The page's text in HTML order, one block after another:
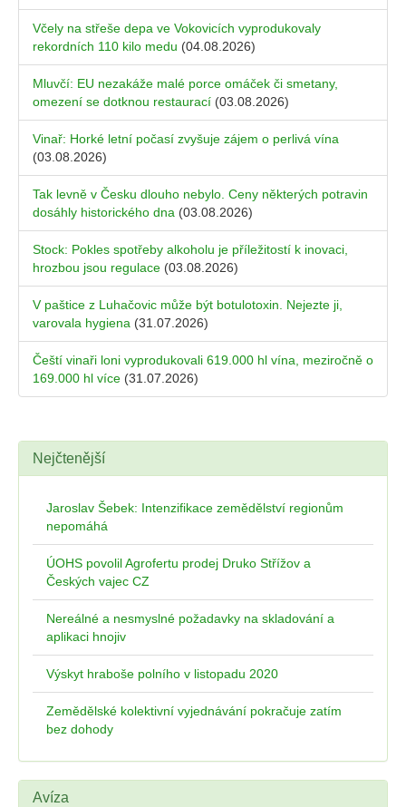
Včely na střeše depa ve Vokovicích vyprodukovaly
rekordních 110 kilo medu (04.08.2026)
Mluvčí: EU nezakáže malé porce omáček či smetany,
omezení se dotknou restaurací (03.08.2026)
Vinař: Horké letní počasí zvyšuje zájem o perlivá vína
(03.08.2026)
Tak levně v Česku dlouho nebylo. Ceny některých potravin
dosáhly historického dna (03.08.2026)
Stock: Pokles spotřeby alkoholu je příležitostí k inovaci,
hrozbou jsou regulace (03.08.2026)
V paštice z Luhačovic může být botulotoxin. Nejezte ji,
varovala hygiena (31.07.2026)
Čeští vinaři loni vyprodukovali 619.000 hl vína, meziročně o
169.000 hl více (31.07.2026)
Nejčtenější
Jaroslav Šebek: Intenzifikace zemědělství regionům
nepomáhá
ÚOHS povolil Agrofertu prodej Druko Střížov a
Českých vajec CZ
Nereálné a nesmyslné požadavky na skladování a
aplikaci hnojiv
Výskyt hraboše polního v listopadu 2020
Zemědělské kolektivní vyjednávání pokračuje zatím
bez dohody
Avíza